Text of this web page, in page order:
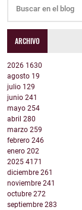
ARCHIVO
2026 1630
agosto 19
julio 129
junio 241
mayo 254
abril 280
marzo 259
febrero 246
enero 202
2025 4171
diciembre 261
noviembre 241
octubre 272
septiembre 283